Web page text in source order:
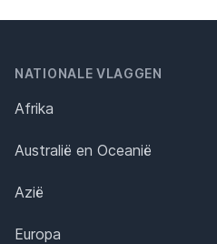
NATIONALE VLAGGEN
Afrika
Australië en Oceanië
Azië
Europa